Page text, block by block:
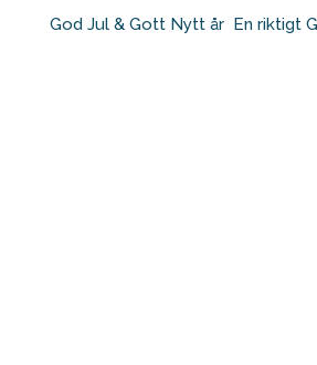
God Jul & Gott Nytt år⁠ ⁠ En riktigt